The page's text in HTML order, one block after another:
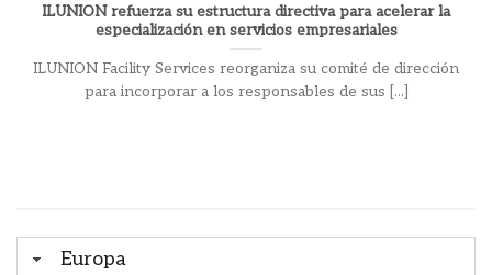
Europa
ILUNION refuerza su estructura directiva para acelerar la
especialización en servicios empresariales
ILUNION Facility Services reorganiza su comité de dirección
para incorporar a los responsables de sus [...]